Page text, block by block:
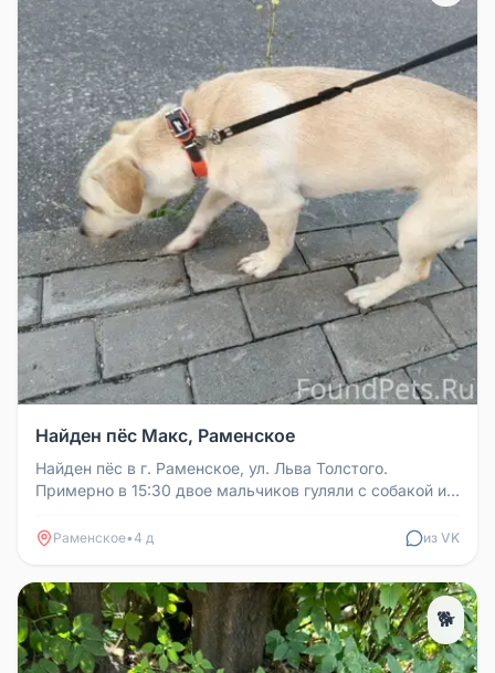
Найден пёс Макс, Раменское
Найден пёс в г. Раменское, ул. Льва Толстого.
Примерно в 15:30 двое мальчиков гуляли с собакой и
Раменское•4 д из VK
🐕